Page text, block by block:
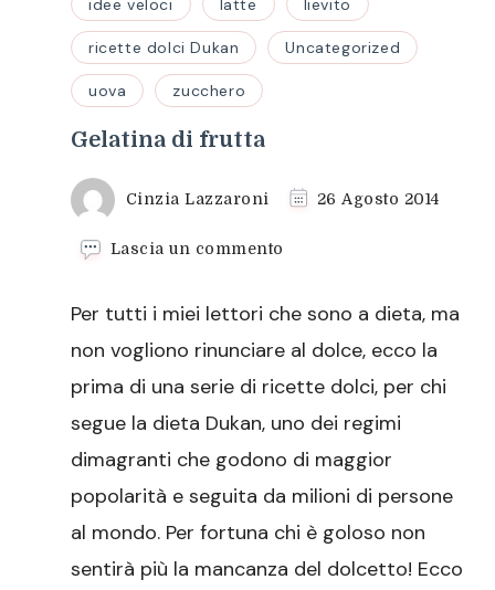
idee veloci latte lievito
ricette dolci Dukan Uncategorized
uova zucchero
Gelatina di frutta
Cinzia Lazzaroni 26 Agosto 2014
Lascia un commento
frutta
Per tutti i miei lettori che sono a dieta, ma
non vogliono rinunciare al dolce, ecco la
prima di una serie di ricette dolci, per chi
segue la dieta Dukan, uno dei regimi
dimagranti che godono di maggior
popolarità e seguita da milioni di persone
al mondo. Per fortuna chi è goloso non
sentirà più la mancanza del dolcetto! Ecco